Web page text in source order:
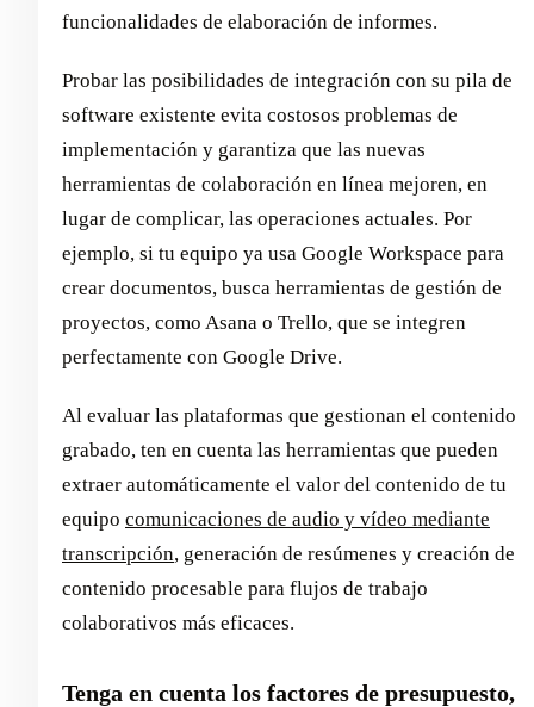
funcionalidades de elaboración de informes.
Probar las posibilidades de integración con su pila de
software existente evita costosos problemas de
implementación y garantiza que las nuevas
herramientas de colaboración en línea mejoren, en
lugar de complicar, las operaciones actuales. Por
ejemplo, si tu equipo ya usa Google Workspace para
crear documentos, busca herramientas de gestión de
proyectos, como Asana o Trello, que se integren
perfectamente con Google Drive.
Al evaluar las plataformas que gestionan el contenido
grabado, ten en cuenta las herramientas que pueden
extraer automáticamente el valor del contenido de tu
equipo comunicaciones de audio y vídeo mediante
transcripción, generación de resúmenes y creación de
contenido procesable para flujos de trabajo
colaborativos más eficaces.
Tenga en cuenta los factores de presupuesto,